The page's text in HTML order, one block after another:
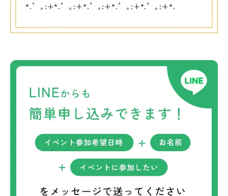
*.゜｡:+*.゜｡:+*.゜｡:+*.゜｡:+*.゜｡:+*.